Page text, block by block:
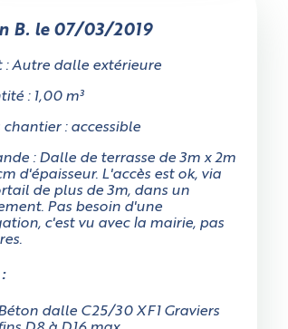
B. le 07/03/2019
: Autre dalle extérieure
: 1,00 m³
chantier : accessible
: Dalle de terrasse de 3m x 2m
d'épaisseur. L'accès est ok, via
de plus de 3m, dans un
Pas besoin d'une
c'est vu avec la mairie, pas
dalle C25/30 XF1 Graviers